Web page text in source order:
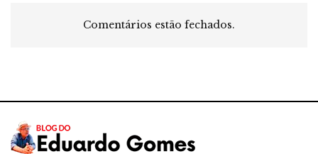
Comentários estão fechados.